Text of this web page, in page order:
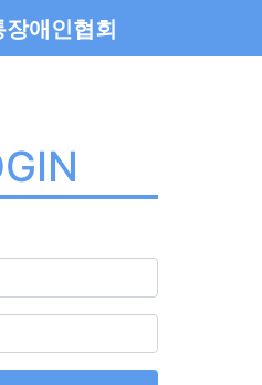
애인협회